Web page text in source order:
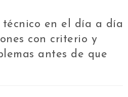
técnico en el día a día
con criterio y
antes de que